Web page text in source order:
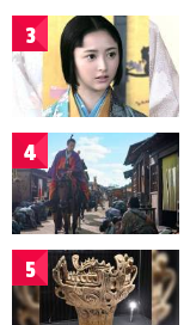
3
4
5